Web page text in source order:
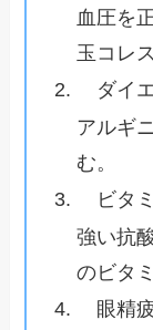
血圧を
玉コレ
ダイ
アルギ
む。
ビタ
強い抗
のビタ
眼精